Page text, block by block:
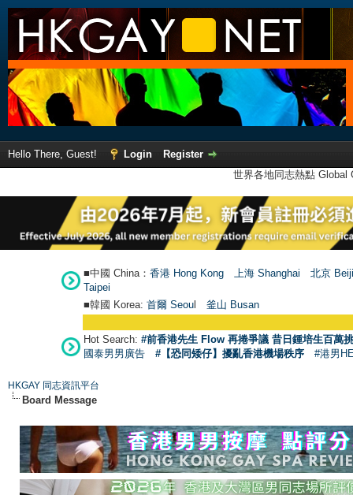
Hello There, Guest! Login
Register
世界各地同志熱點
■中國 China： 香港 Hong Kong 上海 Shanghai
北京
Taipei
■韓國 Korea: 首爾 Seoul 釜山 Busan
Hot Search: #前香港先生 Flow 再捲爭議 昔日鍾培生百萬
國泰男男廣告
#【恐同矮仔】擾亂香港機場秩序 #港男
HKGAY 同志資訊平台
Board Message